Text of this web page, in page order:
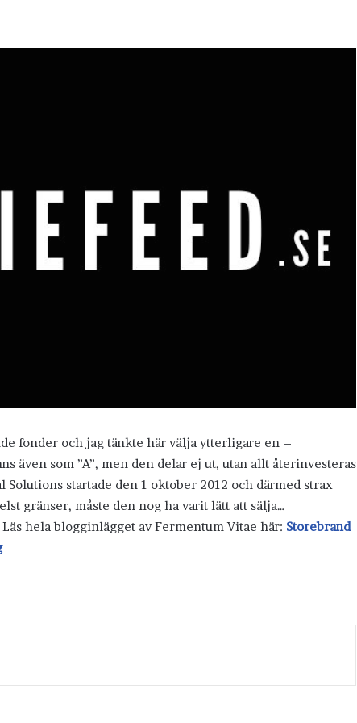
fonder och jag tänkte här välja ytterligare en –
även som ”A”, men den delar ej ut, utan allt återinvesteras
Solutions startade den 1 oktober 2012 och därmed strax
gränser, måste den nog ha varit lätt att sälja…
Läs hela blogginlägget av Fermentum Vitae här: Storebrand